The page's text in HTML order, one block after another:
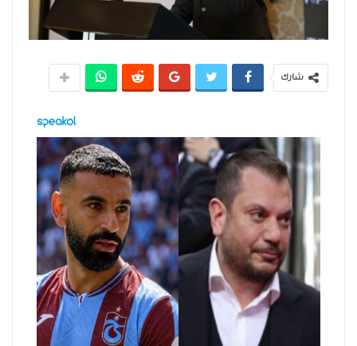
شارك